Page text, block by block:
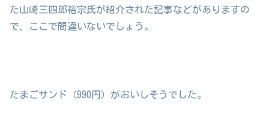
た山崎三四郎裕宗氏が紹介された記事などがありますの
で、ここで間違いないでしょう。
たまごサンド（990円）がおいしそうでした。